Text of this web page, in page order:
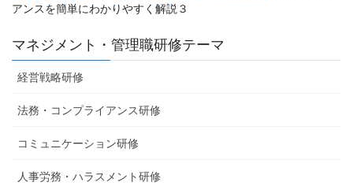
アンスを簡単にわかりやすく解説３
マネジメント・管理職研修テーマ
経営戦略研修
法務・コンプライアンス研修
コミュニケーション研修
人事労務・ハラスメント研修